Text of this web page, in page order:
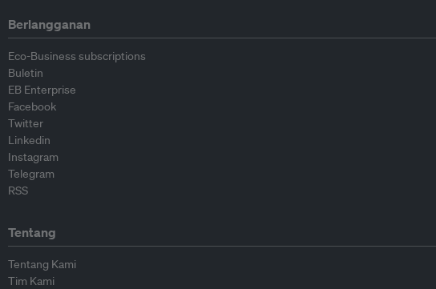
Berlangganan
Eco-Business subscriptions
Buletin
EB Enterprise
Facebook
Twitter
Linkedin
Instagram
Telegram
RSS
Tentang
Tentang Kami
Tim Kami